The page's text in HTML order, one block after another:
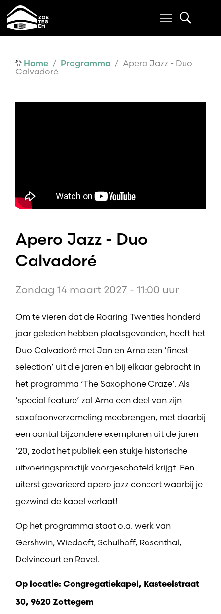
Home / Programma / Apero Jazz - Duo
Calvadoré
Apero Jazz - Duo
Calvadoré
Zondag 14 maart 2027 - 11:00 uur
Om te vieren dat de Roaring Twenties honderd
jaar geleden hebben plaatsgevonden, heeft het
Duo Calvadoré met Jan en Arno een ‘finest
selection’ uit die jaren en bij elkaar gebracht in
het programma ‘The Saxophone Craze’. Als
‘special feature’ zal Arno een deel van zijn
saxofoonverzameling meebrengen, met daarbij
een aantal bijzondere exemplaren uit de jaren
’20, zodat het publiek een stukje historische
uitvoeringspraktijk voorgeschoteld krijgt. Een
uiterst gevarieerd apero jazz concert waarbij je
gezwind de kapel verlaat!
Op het programma staat o.a. werk van
Gershwin, Wiedoeft, Schulhoff, Rosenthal,
Delvincourt en Ravel.
Op locatie: Congregatiekapel, Kasteelstraat
30, 9620 Zottegem